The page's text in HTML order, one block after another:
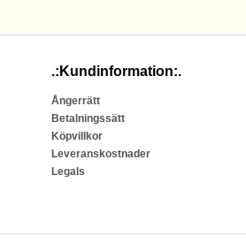
.:Kundinformation:.
Ångerrätt
Betalningssätt
Köpvillkor
Leveranskostnader
Legals